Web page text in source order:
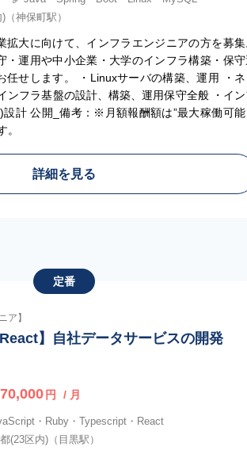
神保町駅）
大に向けて、インフラエンジニアの方を募集
・運用や中小企業・大学のインフラ構築・保守
任せします。 ・Linuxサーバの構築、運用 ・ネ
ンフラ基盤の設計、構築、運用保守全般 ・イン
計 公開_備考：※月額報酬額は”最大稼働可能
。
詳細を見る
定番
ア】
】自社データサービスの開発
円 / 月
・Ruby・Typescript・React
(23区内)（目黒駅）